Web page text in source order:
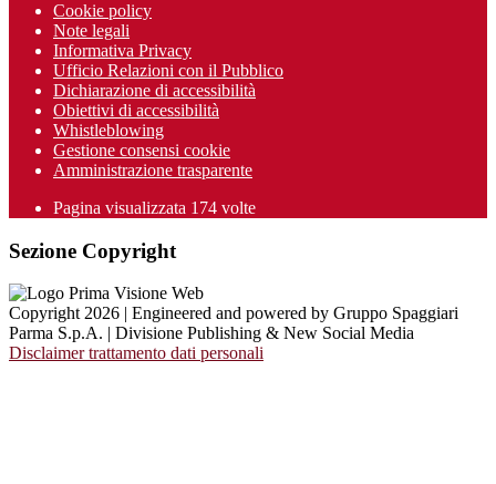
Cookie policy
Note legali
Informativa Privacy
Ufficio Relazioni con il Pubblico
Dichiarazione di accessibilità
Obiettivi di accessibilità
Whistleblowing
Gestione consensi cookie
Amministrazione trasparente
Pagina visualizzata 174 volte
Sezione Copyright
Copyright 2026 | Engineered and powered by Gruppo Spaggiari
Parma S.p.A. | Divisione Publishing & New Social Media
Disclaimer trattamento dati personali